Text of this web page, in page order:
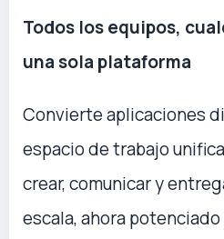
Todos los equipos,
una sola plataforma
Convierte aplicaciones
espacio de trabajo
crear, comunicar y
escala, ahora